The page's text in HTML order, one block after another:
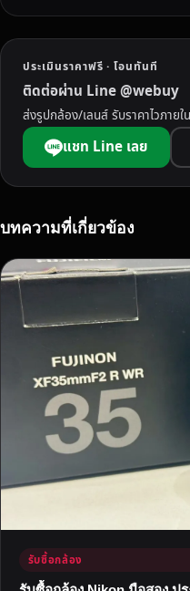
เ
ล
ย
ริ
ก
า
ร
อ
น
ล
รั
บ
ส
า
ย
เ
ที่
เ
ข
ประเมินราคาฟรี · โอนทันที
ติดต่อผ่าน Line @webuy
ส่งรูปกล้อง/เลนส์ รับราคาไวภาย
แชท Line เลย
บทความที่เกี่ยวข้อง
รับซื้อกล้อง